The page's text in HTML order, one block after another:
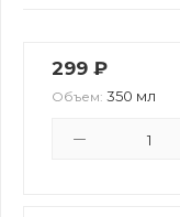
299 ₽
Объем: 350 мл